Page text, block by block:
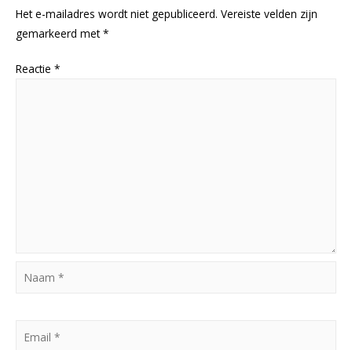
Het e-mailadres wordt niet gepubliceerd. Vereiste velden zijn
gemarkeerd met*
Reactie *
Naam